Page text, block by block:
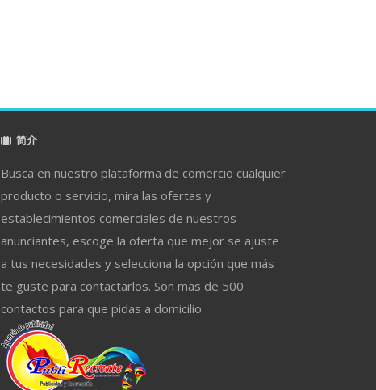
简介
Busca en nuestro plataforma de comercio cualquier
producto o servicio, mira las ofertas y
establecimientos comerciales de nuestros
anunciantes, escoge la oferta que mejor se ajuste
a tus necesidades y selecciona la opción que más
te guste para contactarlos. Son mas de 500
contactos para que pidas a domicilio